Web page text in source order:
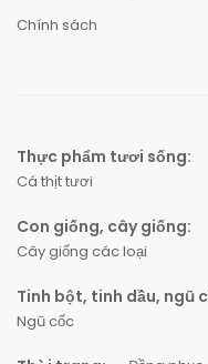
Chính sách
Thực phẩm tươi sống:
Cá thịt tươi
Con giống, cây giống:
Cây giống các loại
Tinh bột, tinh dầu, ngũ
Ngũ cốc